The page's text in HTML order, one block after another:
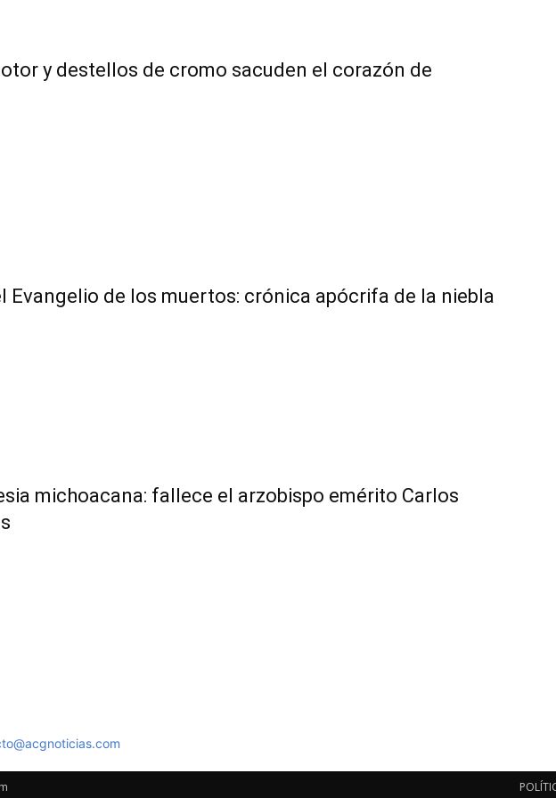
y destellos de cromo sacuden el corazón de
Evangelio de los muertos: crónica apócrifa de la niebla
michoacana: fallece el arzobispo emérito Carlos